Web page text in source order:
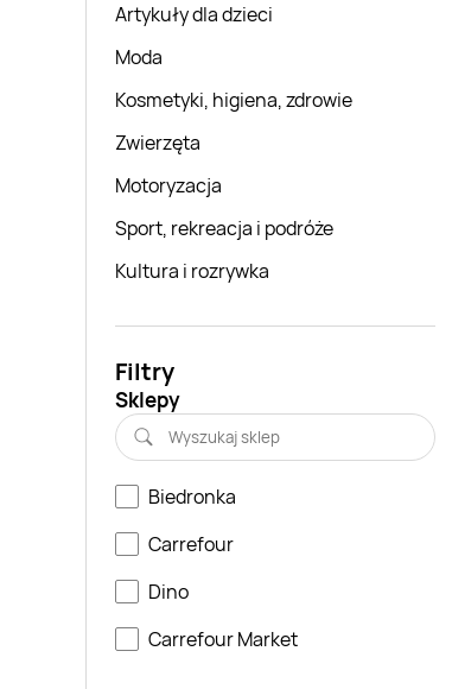
Artykuły dla dzieci
Moda
Kosmetyki, higiena, zdrowie
Zwierzęta
Motoryzacja
Sport, rekreacja i podróże
Kultura i rozrywka
Filtry
Sklepy
Biedronka
Carrefour
Dino
Carrefour Market